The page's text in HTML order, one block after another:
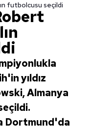
futbolcusu seçildi
yıldız
Almanya
Dortmund'da